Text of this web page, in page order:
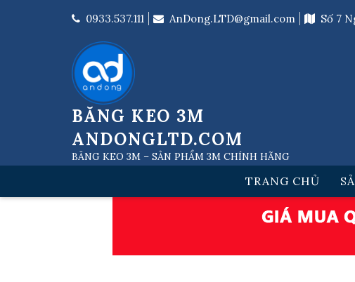
0933.537.111 AnDong.LTD@gmail.com Số 7
BĂNG KEO 3M
ANDONGLTD.COM
BĂNG KEO 3M – SẢN PHẨM 3M CHÍNH HÃNG
TRANG CHỦ